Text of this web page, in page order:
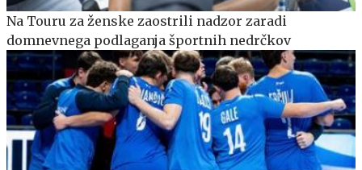
Na Touru za ženske zaostrili nadzor zaradi
domnevnega podlaganja športnih nedrčkov